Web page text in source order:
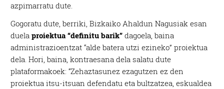
azpimarratu dute.
Gogoratu dute, berriki, Bizkaiko Ahaldun Nagusiak esan
duela proiektua “definitu barik” dagoela, baina
administrazioentzat “alde batera utzi ezineko” proiektua
dela. Hori, baina, kontraesana dela salatu dute
plataformakoek: “Zehaztasunez ezagutzen ez den
proiektua itsu-itsuan defendatu eta bultzatzea, eskualdea